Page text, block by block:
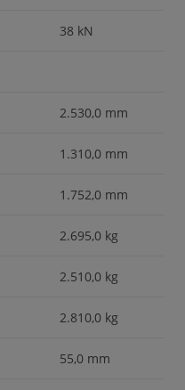
38 kN
2.530,0 mm
1.310,0 mm
1.752,0 mm
2.695,0 kg
2.510,0 kg
2.810,0 kg
55,0 mm